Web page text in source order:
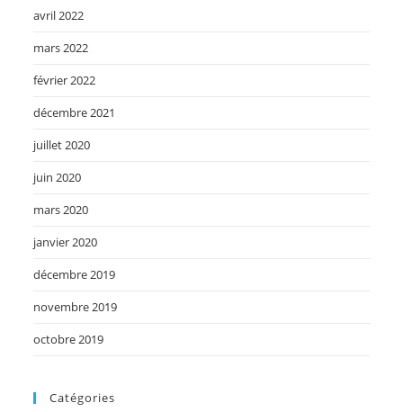
avril 2022
mars 2022
février 2022
décembre 2021
juillet 2020
juin 2020
mars 2020
janvier 2020
décembre 2019
novembre 2019
octobre 2019
Catégories